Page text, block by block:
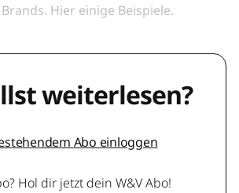
Hier einige Beispiele.
weiterlesen?
Abo einloggen
Hol dir jetzt dein W&V Abo!